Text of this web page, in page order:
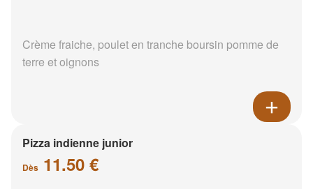
Crème fraiche, poulet en tranche boursin pomme de
terre et oignons
Pizza indienne junior
Dès 11.50 €